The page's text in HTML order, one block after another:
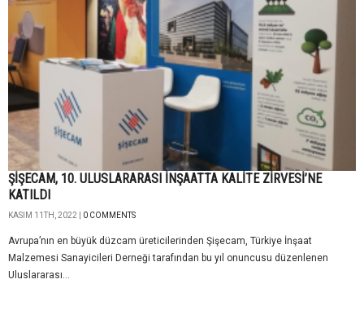
ŞİŞECAM, 10. ULUSLARARASI İNŞAATTA KALİTE ZİRVESİ’NE
KATILDI
KASIM 11TH, 2022 | 0 COMMENTS
Avrupa’nın en büyük düzcam üreticilerinden Şişecam, Türkiye İnşaat
Malzemesi Sanayicileri Derneği tarafından bu yıl onuncusu düzenlenen
Uluslararası...